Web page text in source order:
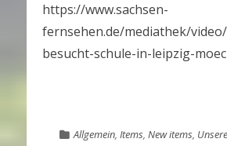
https://www.sachsen-
fernsehen.de/mediathek/
besucht-schule-in-leipzig-
Allgemein,Items,New items,